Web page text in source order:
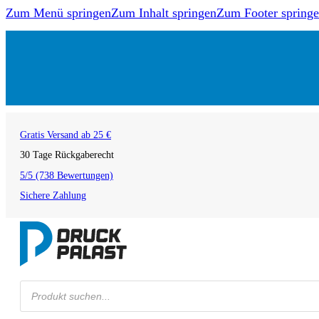
Zum Menü springenZum Inhalt springenZum Footer
Gratis Versand ab 25 €
30 Tage Rückgaberecht
5/5 (738 Bewertungen)
Sichere Zahlung
Products
search